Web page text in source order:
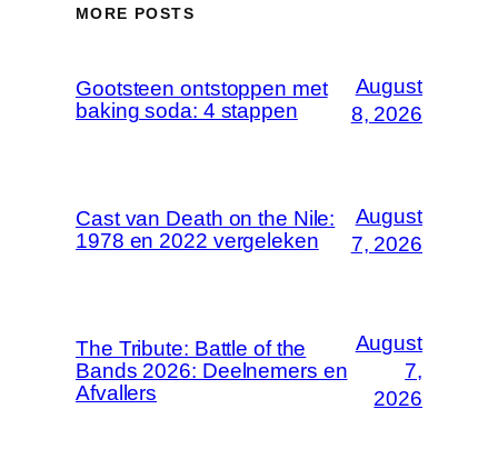
MORE POSTS
Gootsteen ontstoppen met
baking soda: 4 stappen
August
8, 2026
Cast van Death on the Nile:
1978 en 2022 vergeleken
August
7, 2026
The Tribute: Battle of the
Bands 2026: Deelnemers en
Afvallers
August
7,
2026